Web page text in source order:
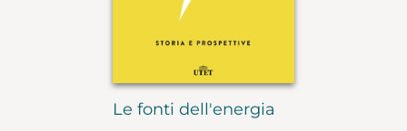
Le fonti dell'energia